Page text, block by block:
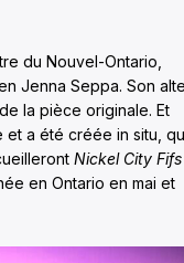
du Nouvel-Ontario,
Jenna Seppa. Son
la pièce originale. Et
et a été créée in situ,
Nickel City Fifs
en Ontario en mai et